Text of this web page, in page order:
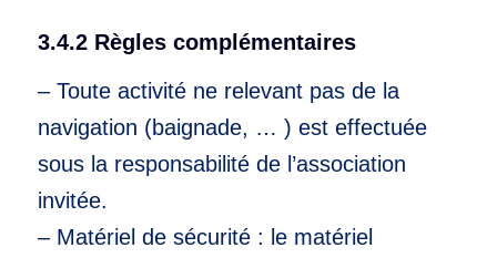
3.4.2 Règles complémentaires
– Toute activité ne relevant pas de la
navigation (baignade, … ) est effectuée
sous la responsabilité de l’association
invitée.
– Matériel de sécurité : le matériel